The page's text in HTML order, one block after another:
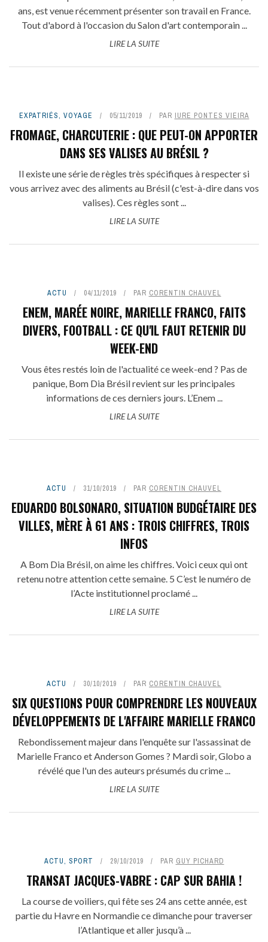
ans, est venue récemment présenter son travail en France.
Tout d'abord à l'occasion du Salon d'art contemporain ...
LIRE LA SUITE
EXPATRIÉS, VOYAGE 05/11/2019 PAR IURE PONTES VIEIRA
FROMAGE, CHARCUTERIE : QUE PEUT-ON APPORTER
DANS SES VALISES AU BRÉSIL ?
Il existe une série de règles très spécifiques à respecter si
vous arrivez avec des aliments au Brésil (c'est-à-dire dans vos
valises). Ces règles sont ...
LIRE LA SUITE
ACTU 04/11/2019 PAR CORENTIN CHAUVEL
ENEM, MARÉE NOIRE, MARIELLE FRANCO, FAITS
DIVERS, FOOTBALL : CE QU'IL FAUT RETENIR DU
WEEK-END
Vous êtes restés loin de l'actualité ce week-end ? Pas de
panique, Bom Dia Brésil revient sur les principales
informations de ces derniers jours. L’Enem ...
LIRE LA SUITE
ACTU 31/10/2019 PAR CORENTIN CHAUVEL
EDUARDO BOLSONARO, SITUATION BUDGÉTAIRE DES
VILLES, MÈRE À 61 ANS : TROIS CHIFFRES, TROIS
INFOS
A Bom Dia Brésil, on aime les chiffres. Voici ceux qui ont
retenu notre attention cette semaine. 5 C’est le numéro de
l’Acte institutionnel proclamé ...
LIRE LA SUITE
ACTU 30/10/2019 PAR CORENTIN CHAUVEL
SIX QUESTIONS POUR COMPRENDRE LES NOUVEAUX
DÉVELOPPEMENTS DE L'AFFAIRE MARIELLE FRANCO
Rebondissement majeur dans l'enquête sur l'assassinat de
Marielle Franco et Anderson Gomes ? Mardi soir, Globo a
révélé que l'un des auteurs présumés du crime ...
LIRE LA SUITE
ACTU, SPORT 29/10/2019 PAR GUY PICHARD
TRANSAT JACQUES-VABRE : CAP SUR BAHIA !
La course de voiliers, qui fête ses 24 ans cette année, est
partie du Havre en Normandie ce dimanche pour traverser
l’Atlantique et aller jusqu’à ...